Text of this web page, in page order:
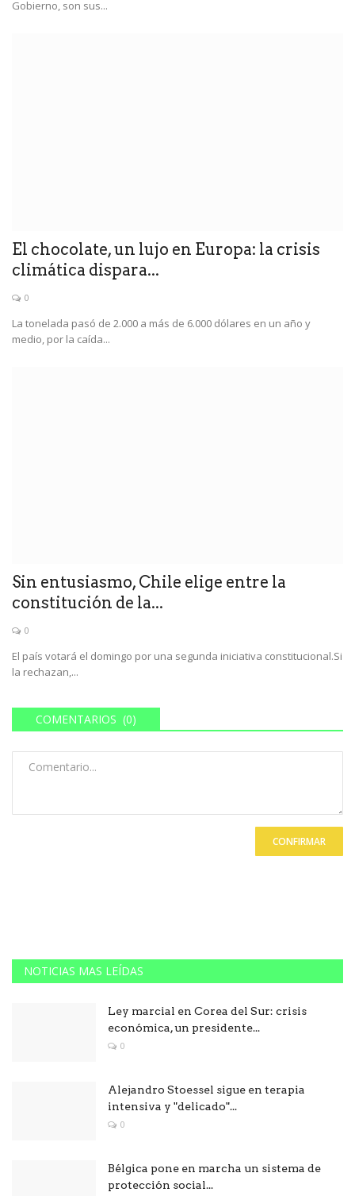
Gobierno, son sus...
El chocolate, un lujo en Europa: la crisis
climática dispara...
0
La tonelada pasó de 2.000 a más de 6.000 dólares en un año y
medio, por la caída...
Sin entusiasmo, Chile elige entre la
constitución de la...
0
El país votará el domingo por una segunda iniciativa constitucional.Si
la rechazan,...
COMENTARIOS (0)
CONFIRMAR
NOTICIAS MAS LEÍDAS
Ley marcial en Corea del Sur: crisis
económica, un presidente...
0
Alejandro Stoessel sigue en terapia
intensiva y "delicado"...
0
Bélgica pone en marcha un sistema de
protección social...